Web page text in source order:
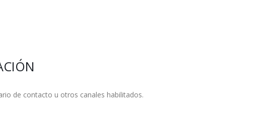
de contacto u otros canales habilitados.